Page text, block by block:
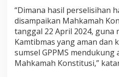
P
e
m
i
l
u
2
“Dimana hasil perselisihan
disampaikan Mahkamah
tanggal 22 April 2024, guna
Kamtibmas yang aman dan
sumsel GPPMS
Mahkamah Konstitusi,”